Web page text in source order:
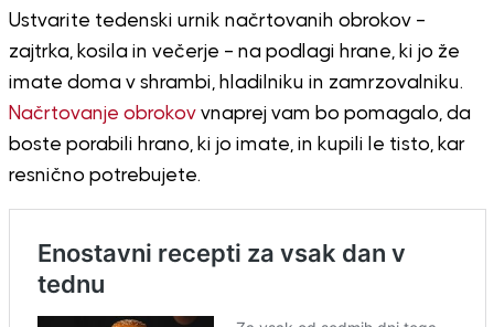
Ustvarite tedenski urnik načrtovanih obrokov –
zajtrka, kosila in večerje – na podlagi hrane, ki jo že
imate doma v shrambi, hladilniku in zamrzovalniku.
Načrtovanje obrokovvnaprej vam bo pomagalo, da
boste porabili hrano, ki jo imate, in kupili le tisto, kar
resnično potrebujete.